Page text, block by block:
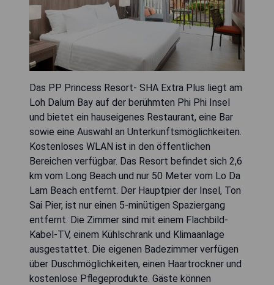
Das PP Princess Resort- SHA Extra Plus liegt am
Loh Dalum Bay auf der berühmten Phi Phi Insel
und bietet ein hauseigenes Restaurant, eine Bar
sowie eine Auswahl an Unterkunftsmöglichkeiten.
Kostenloses WLAN ist in den öffentlichen
Bereichen verfügbar. Das Resort befindet sich 2,6
km vom Long Beach und nur 50 Meter vom Lo Da
Lam Beach entfernt. Der Hauptpier der Insel, Ton
Sai Pier, ist nur einen 5-minütigen Spaziergang
entfernt. Die Zimmer sind mit einem Flachbild-
Kabel-TV, einem Kühlschrank und Klimaanlage
ausgestattet. Die eigenen Badezimmer verfügen
über Duschmöglichkeiten, einen Haartrockner und
kostenlose Pflegeprodukte. Gäste können